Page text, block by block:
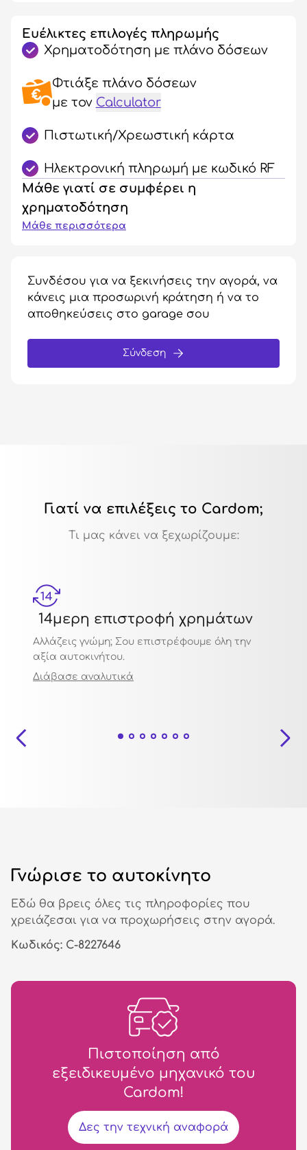
Ευέλικτες επιλογές πληρωμής
Χρηματοδότηση με πλάνο δόσεων
Φτιάξε πλάνο δόσεων
με τον Calculator
Πιστωτική/Χρεωστική κάρτα
Ηλεκτρονική πληρωμή με κωδικό RF
Μάθε γιατί σε συμφέρει η
χρηματοδότηση
Μάθε περισσότερα
Συνδέσου για να ξεκινήσεις την αγορά, να
κάνεις μια προσωρινή κράτηση ή να το
αποθηκεύσεις στο garage σου
Σύνδεση
Γιατί να επιλέξεις το Cardom;
Τι μας κάνει να ξεχωρίζουμε:
14μερη επιστροφή χρημάτων
Αλλάζεις γνώμη; Σου επιστρέφουμε όλη την
αξία αυτοκινήτου.
Διάβασε αναλυτικά
Γνώρισε το αυτοκίνητο
Εδώ θα βρεις όλες τις πληροφορίες που
χρειάζεσαι για να προχωρήσεις στην αγορά.
Κωδικός: C-8227646
Πιστοποίηση από
εξειδικευμένο μηχανικό του
Cardom!
Δες την τεχνική αναφορά